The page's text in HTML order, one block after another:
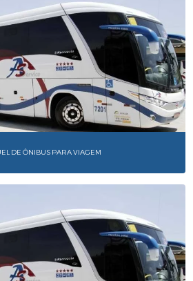
DE ÔNIBUS PARA VIAGEM